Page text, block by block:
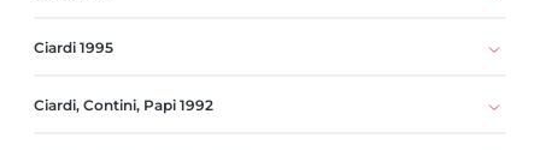
Ciardi 1995
Ciardi, Contini, Papi 1992